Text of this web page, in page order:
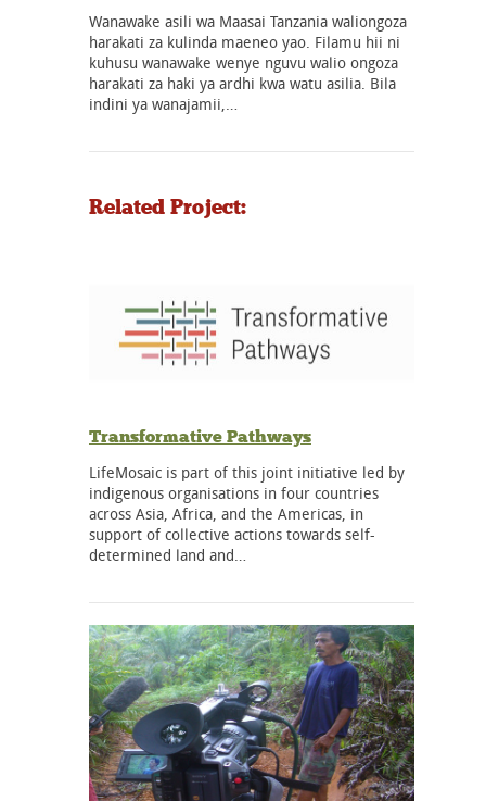
Wanawake asili wa Maasai Tanzania waliongoza
harakati za kulinda maeneo yao. Filamu hii ni
kuhusu wanawake wenye nguvu walio ongoza
harakati za haki ya ardhi kwa watu asilia. Bila
indini ya wanajamii,…
Related Project:
Transformative Pathways
LifeMosaic is part of this joint initiative led by
indigenous organisations in four countries
across Asia, Africa, and the Americas, in
support of collective actions towards self-
determined land and…